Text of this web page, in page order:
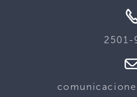
2501-